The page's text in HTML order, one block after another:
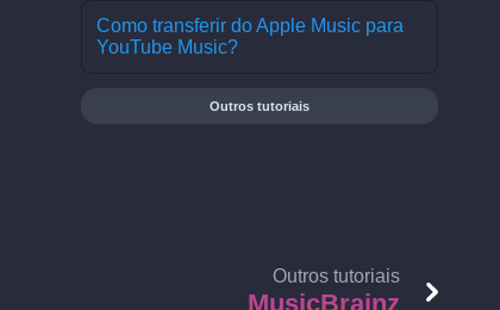
Como transferir do Apple Music para
YouTube Music?
Outros tutoriais
Outros tutoriais
MusicBrainz